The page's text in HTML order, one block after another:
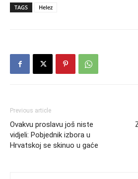
TAGS Helez
Previous article
Ovakvu proslavu još niste
vidjeli: Pobjednik izbora u
Hrvatskoj se skinuo u gaće